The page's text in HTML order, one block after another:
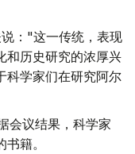
："这一传统，表现
和历史研究的浓厚兴
科学家们在研究阿尔
会议结果，科学家
籍。